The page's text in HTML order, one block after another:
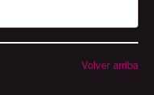
Volver arriba